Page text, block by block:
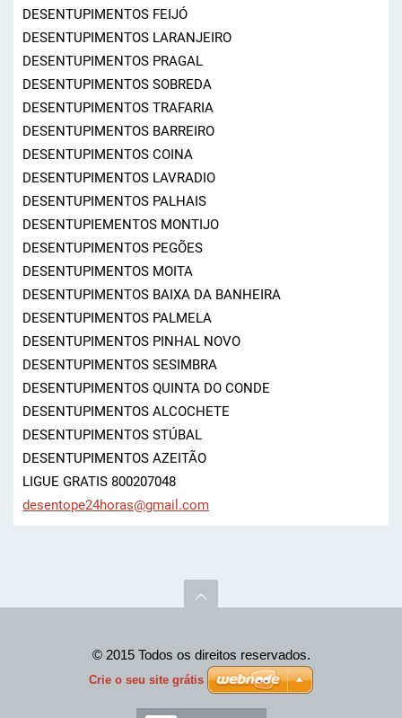
DESENTUPIMENTOS FEIJÓ
DESENTUPIMENTOS LARANJEIRO
DESENTUPIMENTOS PRAGAL
DESENTUPIMENTOS SOBREDA
DESENTUPIMENTOS TRAFARIA
DESENTUPIMENTOS BARREIRO
DESENTUPIMENTOS COINA
DESENTUPIMENTOS LAVRADIO
DESENTUPIMENTOS PALHAIS
DESENTUPIEMENTOS MONTIJO
DESENTUPIMENTOS PEGÕES
DESENTUPIMENTOS MOITA
DESENTUPIMENTOS BAIXA DA BANHEIRA
DESENTUPIMENTOS PALMELA
DESENTUPIMENTOS PINHAL NOVO
DESENTUPIMENTOS SESIMBRA
DESENTUPIMENTOS QUINTA DO CONDE
DESENTUPIMENTOS ALCOCHETE
DESENTUPIMENTOS STÚBAL
DESENTUPIMENTOS AZEITÃO
LIGUE GRATIS 800207048
desentope24horas@gmail.com
© 2015 Todos os direitos reservados.
Crie o seu site grátis